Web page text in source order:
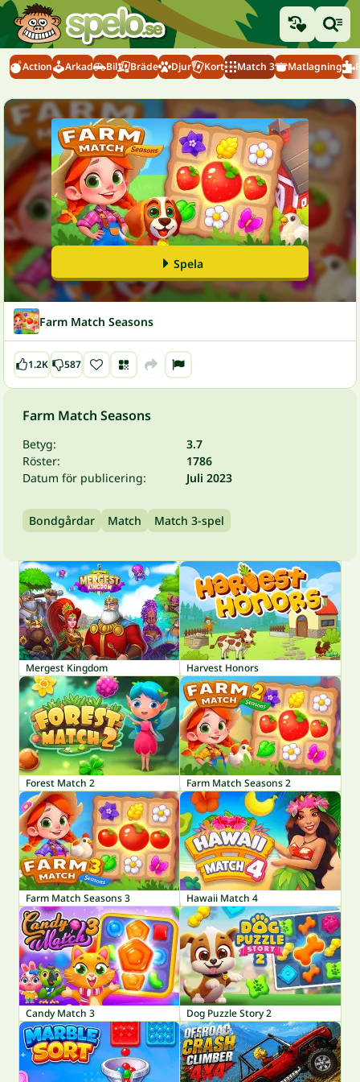
Action Arkad Bil Bräde Djur Kort Match 3 Matlagning
Spela
Farm Match Seasons
1.2K 587
Farm Match Seasons
Betyg:
3.7
Röster:
1786
Datum för publicering:
Juli 2023
Bondgårdar Match Match 3-spel
Mergest Kingdom Harvest Honors
Forest Match 2 Farm Match Seasons 2
Farm Match Seasons 3 Hawaii Match 4
Candy Match 3 Dog Puzzle Story 2